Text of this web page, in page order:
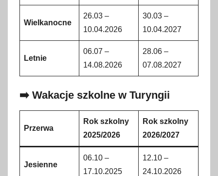
Wielkanocne
26.03 –
10.04.2026
30.03 –
10.04.2027
Letnie
06.07 –
14.08.2026
28.06 –
07.08.2027
➡️ Wakacje szkolne w Turyngii
Przerwa
Rok szkolny
2025/2026
Rok szkolny
2026/2027
Jesienne
06.10 –
17.10.2025
12.10 –
24.10.2026